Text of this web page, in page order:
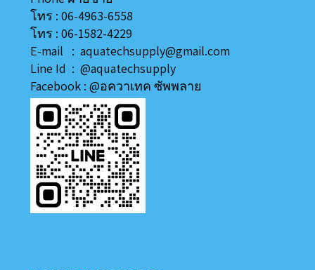
โทร : 06-4963-6558
โทร : 06-1582-4229
E-mail : aquatechsupply@gmail.com
Line Id :@aquatechsupply
Facebook :@อควาเทค ซัพพลาย